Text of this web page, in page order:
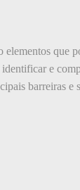
elementos que
e
barreiras e